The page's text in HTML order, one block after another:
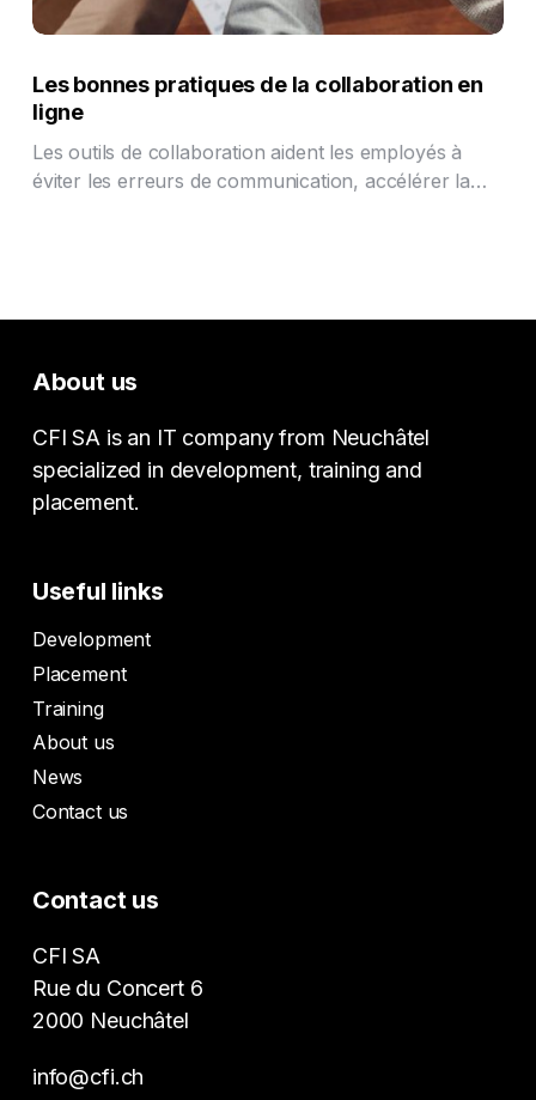
Les bonnes pratiques de la collaboration en
ligne
Les outils de collaboration aident les employés à
éviter les erreurs de communication, accélérer la…
About us
CFI SA is an IT company from Neuchâtel
specialized in development, training and
placement.
Useful links
Development
Placement
Training
About us
News
Contact us
Contact us
CFI SA
Rue du Concert 6
2000 Neuchâtel
info@cfi.ch